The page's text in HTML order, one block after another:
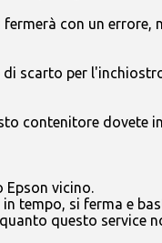
con un errore,
scarto per
contenitore dovete
Epson vicino.
tempo, si ferma e
questo service